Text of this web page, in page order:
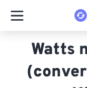
Watts